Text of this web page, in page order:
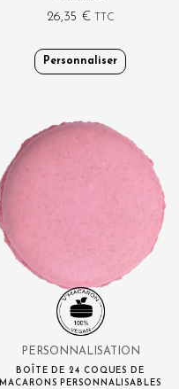
26,35 € TTC
Personnaliser
PERSONNALISATION
BOÎTE DE 24 COQUES DE
MACARONS PERSONNALISABLES